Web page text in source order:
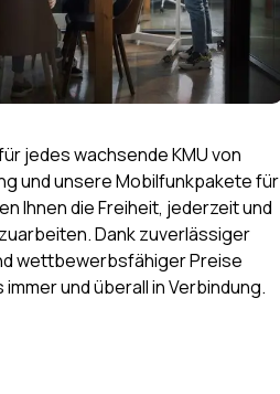
jedes wachsende KMU von
und unsere Mobilfunkpakete für
Ihnen die Freiheit, jederzeit und
Dank zuverlässiger
wettbewerbsfähiger Preise
und überall in Verbindung.